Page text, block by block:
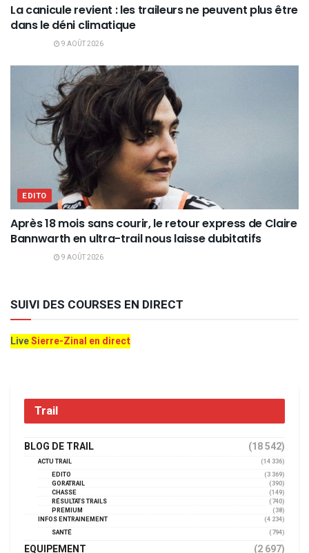
La canicule revient : les traileurs ne peuvent plus être
dans le déni climatique
9 AOÛT 2026
EDITO
Après 18 mois sans courir, le retour express de Claire
Bannwarth en ultra-trail nous laisse dubitatifs
9 AOÛT 2026
SUIVI DES COURSES EN DIRECT
LiveSierre-Zinal en direct
Trail
BLOG DE TRAIL (18 542)
ACTU TRAIL
(14 336)
EDITO
(3 369)
GORATRAIL
(390)
CHASSE
(149)
RÉSULTATS TRAILS
(740)
PREMIUM
(38)
INFOS ENTRAINEMENT
(4 234)
SANTÉ
(794)
EQUIPEMENT (2 697)